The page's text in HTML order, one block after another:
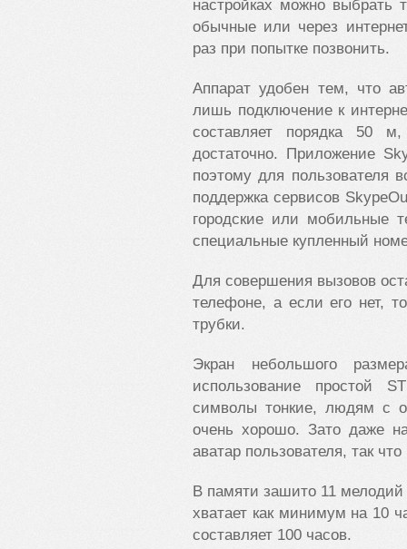
настройках можно выбрать
обычные или через
раз при попытке позвонить.
Аппарат удобен тем, что
лишь подключение к
составляет порядка 50
достаточно. Приложение
поэтому для пользователя
поддержка сервисов
городские или мобильные
специальные купленный
Для совершения вызовов
телефоне, а если его нет,
трубки.
Экран небольшого
использование простой
символы тонкие, людям с
очень хорошо. Зато даже
аватар пользователя, так
В памяти зашито 11 мелодий
хватает как минимум на 10
составляет 100 часов.